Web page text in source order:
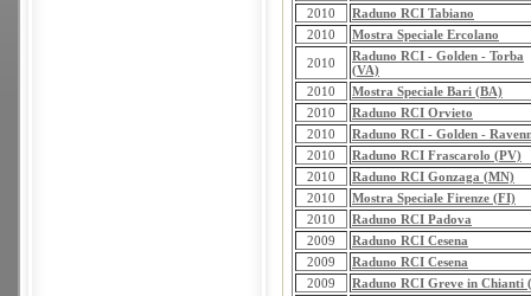
2010
Raduno RCI Tabiano
2010
Mostra Speciale Ercolano
2010
Raduno RCI - Golden - Torba
(VA)
2010
Mostra Speciale Bari (BA)
2010
Raduno RCI Orvieto
2010
Raduno RCI - Golden -
2010
Raduno RCI Frascarolo (PV)
2010
Raduno RCI Gonzaga (MN)
2010
Mostra Speciale Firenze (FI)
2010
Raduno RCI Padova
2009
Raduno RCI Cesena
2009
Raduno RCI Cesena
2009
Raduno RCI Greve in Chianti